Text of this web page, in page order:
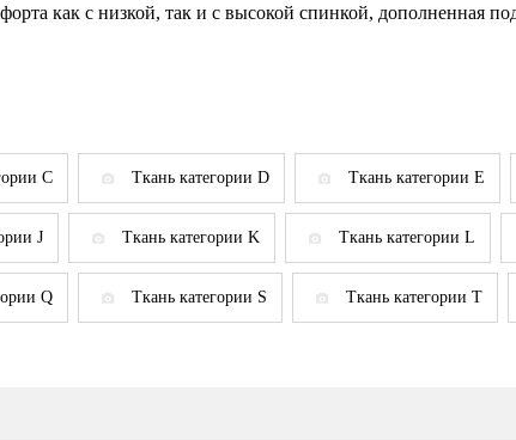
как с низкой, так и с высокой спинкой, дополненная
C Ткань категории D Ткань категории E
J Ткань категории K Ткань категории L
Q Ткань категории S Ткань категории T